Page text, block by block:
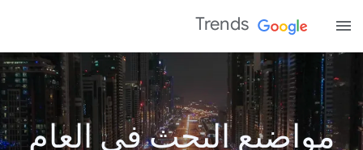
Trends
مواضيع البحث في العام